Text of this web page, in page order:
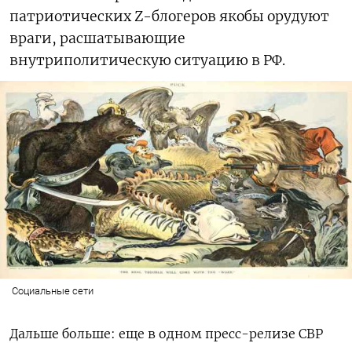
патриотических Z-блогеров якобы орудуют
враги, расшатывающие
внутриполитическую ситуацию в РФ.
Социальные сети
Дальше больше: еще в одном пресс-релизе СВР